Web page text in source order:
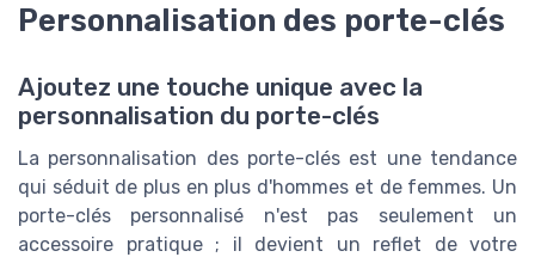
Personnalisation des porte-clés
Ajoutez une touche unique avec la
personnalisation du porte-clés
La personnalisation des porte-clés est une tendance
qui séduit de plus en plus d'hommes et de femmes. Un
porte-clés personnalisé n'est pas seulement un
accessoire pratique ; il devient un reflet de votre